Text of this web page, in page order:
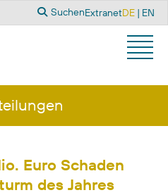
Suchen
SuchenExtranetSprache
DE EN
Euro Schaden
des Jahres